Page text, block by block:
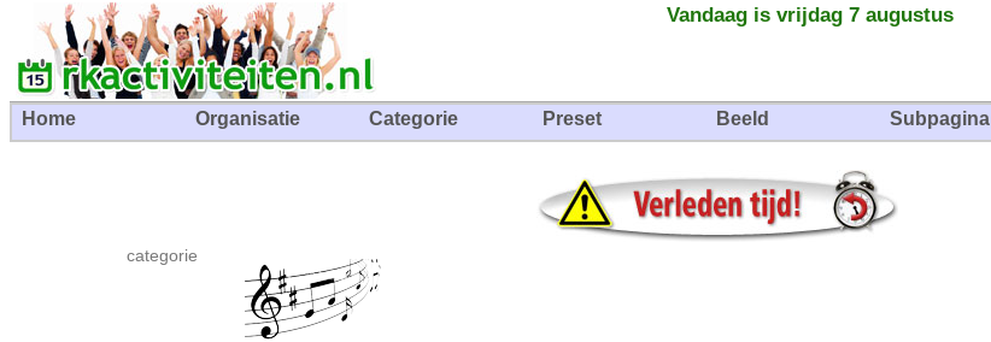
Vandaag is vrijdag 7 augustus
Home Organisatie Categorie Preset Beeld Subpagina
categorie